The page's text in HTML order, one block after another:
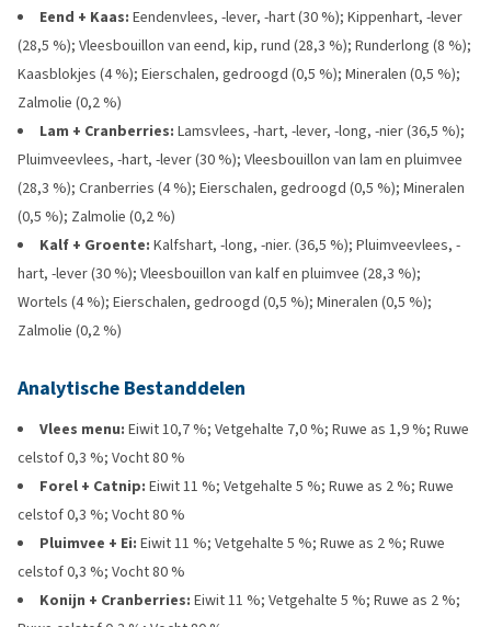
Eend + Kaas: Eendenvlees, -lever, -hart (30 %); Kippenhart, -lever
(28,5 %); Vleesbouillon van eend, kip, rund (28,3 %); Runderlong (8 %);
Kaasblokjes (4 %); Eierschalen, gedroogd (0,5 %); Mineralen (0,5 %);
Zalmolie (0,2 %)
Lam + Cranberries: Lamsvlees, -hart, -lever, -long, -nier (36,5 %);
Pluimveevlees, -hart, -lever (30 %); Vleesbouillon van lam en pluimvee
(28,3 %); Cranberries (4 %); Eierschalen, gedroogd (0,5 %); Mineralen
(0,5 %); Zalmolie (0,2 %)
Kalf + Groente: Kalfshart, -long, -nier. (36,5 %); Pluimveevlees, -
hart, -lever (30 %); Vleesbouillon van kalf en pluimvee (28,3 %);
Wortels (4 %); Eierschalen, gedroogd (0,5 %); Mineralen (0,5 %);
Zalmolie (0,2 %)
Analytische Bestanddelen
Vlees menu: Eiwit 10,7 %; Vetgehalte 7,0 %; Ruwe as 1,9 %; Ruwe
celstof 0,3 %; Vocht 80 %
Forel + Catnip: Eiwit 11 %; Vetgehalte 5 %; Ruwe as 2 %; Ruwe
celstof 0,3 %; Vocht 80 %
Pluimvee + Ei: Eiwit 11 %; Vetgehalte 5 %; Ruwe as 2 %; Ruwe
celstof 0,3 %; Vocht 80 %
Konijn + Cranberries: Eiwit 11 %; Vetgehalte 5 %; Ruwe as 2 %;